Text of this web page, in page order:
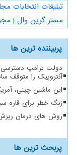
تبلیغات انتخابات
مستر گرین وال |
پربیننده ترین ها
دولت ترامپ
آنتروپیک را متوقف
این ماشین چینی،
زنگ خطر برای قاره
روش های درمان
پربحث ترین ها